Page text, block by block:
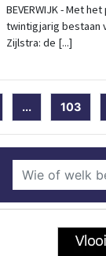
BEVERWIJK - Met
twintigjarig bestaan
Zijlstra: de [...]
... 103